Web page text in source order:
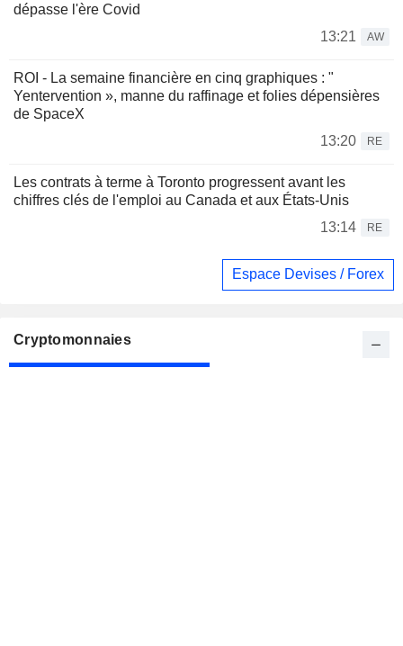
dépasse l'ère Covid
13:21
AW
ROI - La semaine financière en cinq graphiques : "
Yentervention », manne du raffinage et folies dépensières
de SpaceX
13:20
RE
Les contrats à terme à Toronto progressent avant les
chiffres clés de l'emploi au Canada et aux États-Unis
13:14
RE
Espace Devises / Forex
Cryptomonnaies